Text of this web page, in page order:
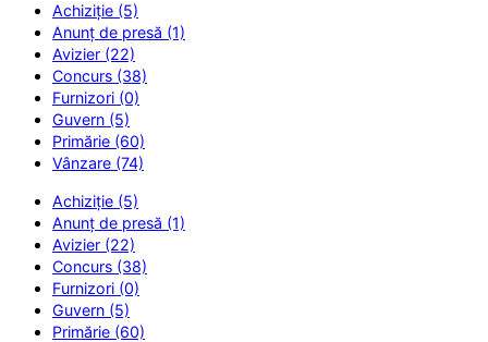
Achiziție (5)
Anunț de presă (1)
Avizier (22)
Concurs (38)
Furnizori (0)
Guvern (5)
Primărie (60)
Vânzare (74)
Achiziție (5)
Anunț de presă (1)
Avizier (22)
Concurs (38)
Furnizori (0)
Guvern (5)
Primărie (60)